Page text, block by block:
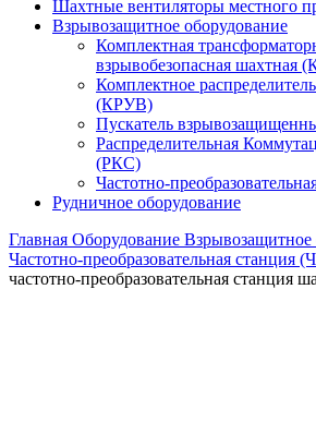
Шахтные вентиляторы местного
Взрывозащитное оборудование
Комплектная
взрывобезопасная шахтная
Комплектное
(КРУВ)
Пускатель
Распределительная
(РКС)
Частотно-
Рудничное оборудование
Главная Оборудование Взрывозащитное
Частотно-преобразовательная станция
частотно-преобразовательная станция